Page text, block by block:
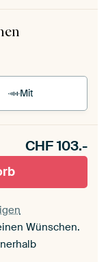
Mit
CHF103.-
Wünschen.